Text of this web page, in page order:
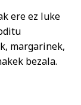
ere ez luke
margarinek,
bezala.